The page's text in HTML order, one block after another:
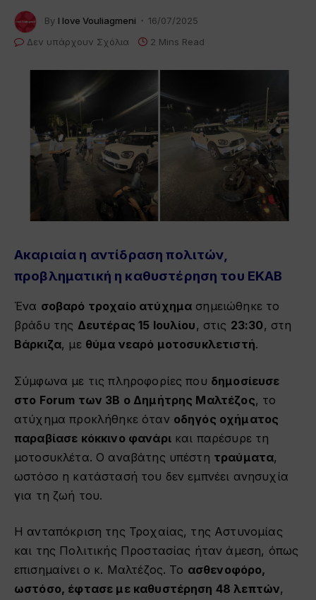
By I love Vouliagmeni
16/07/2025
Δεν υπάρχουν Σχόλια
2 Mins Read
Ακαριαία η αντίδραση πολιτών,
προβληματική η καθυστέρηση του ΕΚΑΒ
Ένα σοβαρό τροχαίο ατύχημα σημειώθηκε το
βράδυ της Δευτέρας 15 Ιουλίου, στις 23:30, στη
Βάρκιζα, με θύμα νεαρό μοτοσυκλετιστή.
Σύμφωνα με τις πληροφορίες που δημοσίευσε
στο Forum των 3Β ο Δημήτρης Μαλτέζος, το
ατύχημα προκλήθηκε όταν οδηγός οχήματος
παραβίασε κόκκινο φανάρικαι παρέσυρε τη
μοτοσυκλέτα. Ο αναβάτης υπέστη τραύματα,
ωστόσο η κατάστασή του δεν εμπνέει ανησυχία
για τη ζωή του.
Η ανταπόκριση της Τροχαίας, της Αστυνομίας
και της Πολιτικής Προστασίας ήταν άμεση, όπως
επισημαίνει ο κ. Μαλτέζος. Το ασθενοφόρο,
ωστόσο, έφτασε με καθυστέρηση 48 λεπτών,